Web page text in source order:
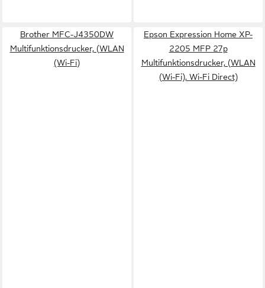
Brother MFC-J4350DW
Multifunktionsdrucker, (WLAN
(Wi-Fi)
Epson Expression Home XP-
2205 MFP 27p
Multifunktionsdrucker, (WLAN
(Wi-Fi), Wi-Fi Direct)